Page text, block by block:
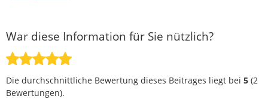
War diese Information für Sie nützlich?
Die durchschnittliche Bewertung dieses Beitrages liegt bei 5 (2
Bewertungen).